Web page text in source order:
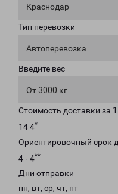
Краснодар
Тип перевозки
Автоперевозка
Введите вес
От 3000 кг
Стоимость доставки за
14.4*
Ориентировочный срок
4 - 4**
Дни отправки
пн, вт, ср, чт, пт